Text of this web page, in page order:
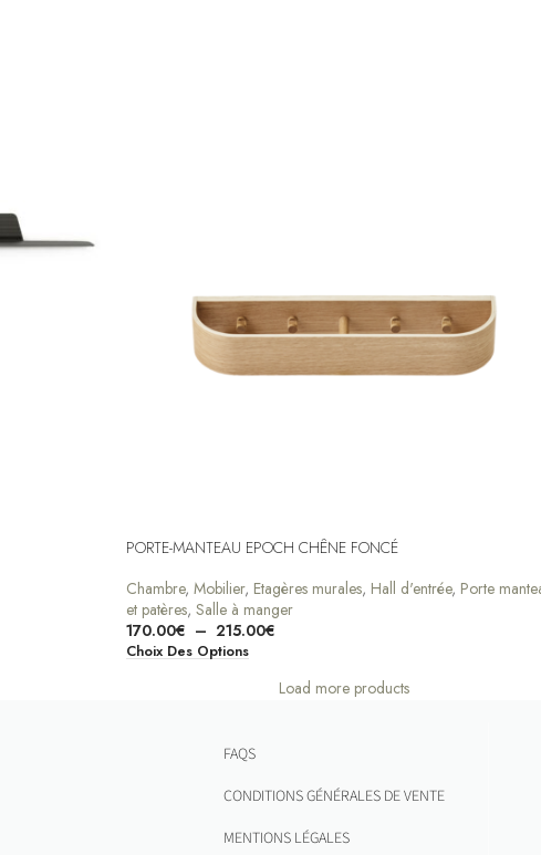
PORTE-MANTEAU EPOCH CHÊNE FONCÉ
Chambre, Mobilier, Etagères murales, Hall d'entrée, Porte
et patères, Salle à manger
170.00€ – 215.00€
Choix Des Options
Load more products
FAQS
CONDITIONS GÉNÉRALES DE VENTE
MENTIONS LÉGALES